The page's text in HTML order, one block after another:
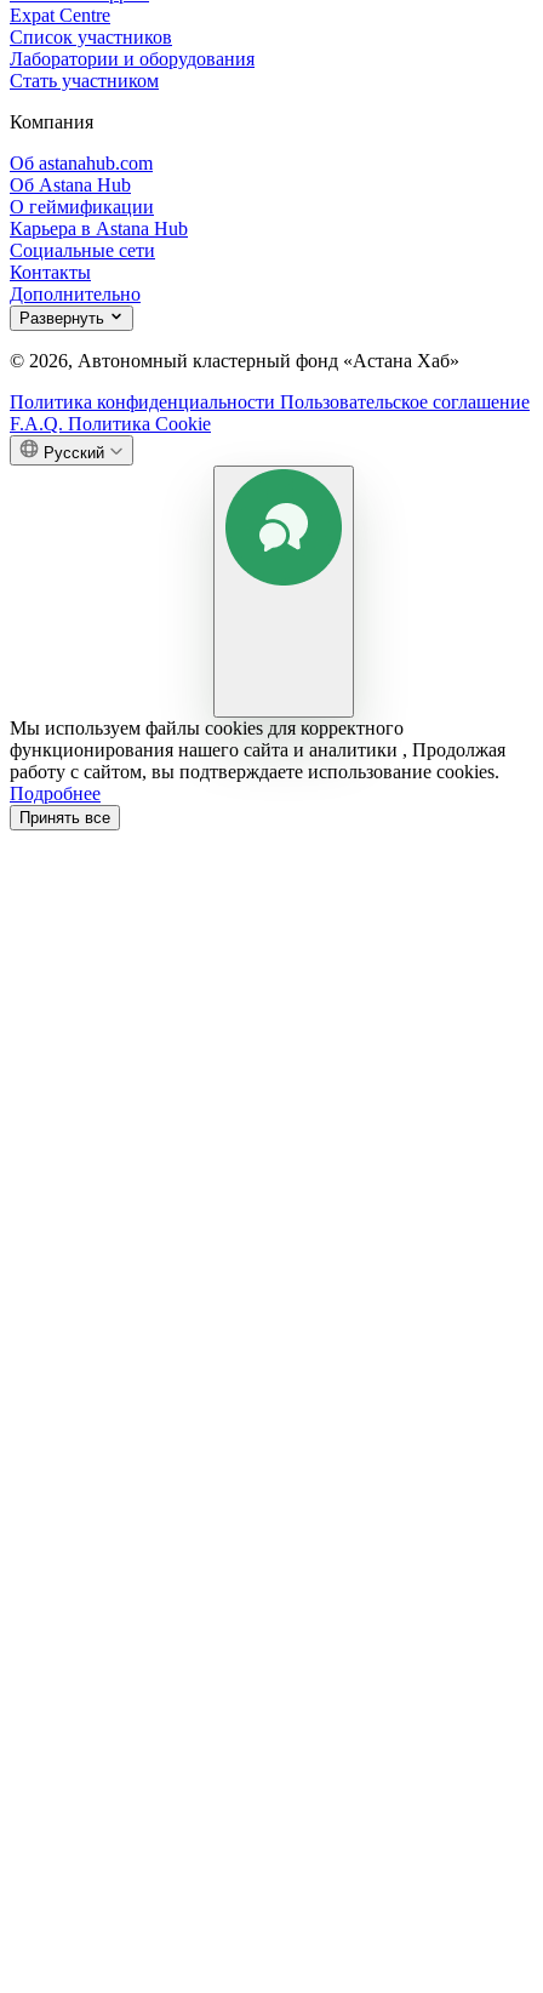
Expat Centre
Список участников
Лаборатории и оборудования
Стать участником
Компания
Об astanahub.com
Об Astana Hub
О геймификации
Карьера в Astana Hub
Социальные сети
Контакты
Дополнительно
Развернуть
© 2026, Автономный кластерный фонд «Астана Хаб»
Политика конфиденциальности Пользовательское соглашение
F.A.Q. Политика Cookie
Русский
Мы используем файлы cookies для корректного
функционирования нашего сайта и аналитики , Продолжая
работу с сайтом, вы подтверждаете использование cookies.
Подробнее
Принять все